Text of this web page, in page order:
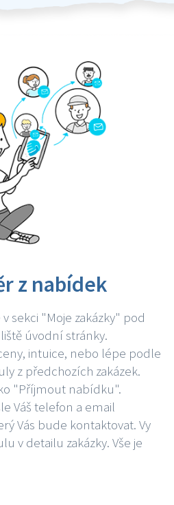
z nabídek
sekci "Moje zakázky" pod
úvodní stránky.
intuice, nebo lépe podle
z předchozích zakázek.
"Příjmout nabídku".
Váš telefon a email
Vás bude kontaktovat. Vy
v detailu zakázky. Vše je